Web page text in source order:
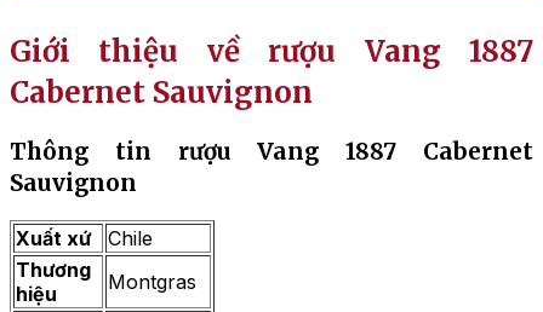
Giới thiệu về rượu Vang 1887
Cabernet Sauvignon
Thông tin rượu Vang 1887 Cabernet
Sauvignon
Xuất xứ
Chile
Thương
hiệu
Montgras